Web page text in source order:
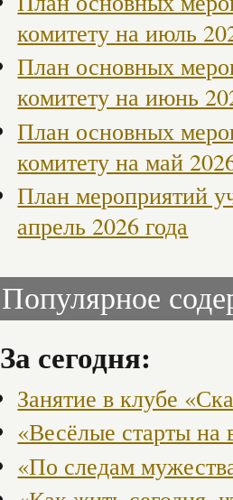
комитету на июль
План основных
комитету на июнь
План основных
комитету на май
План мероприятий
апрель 2026 года
Популярное
За сегодня:
Занятие в клубе
«Весёлые старты на
«По следам